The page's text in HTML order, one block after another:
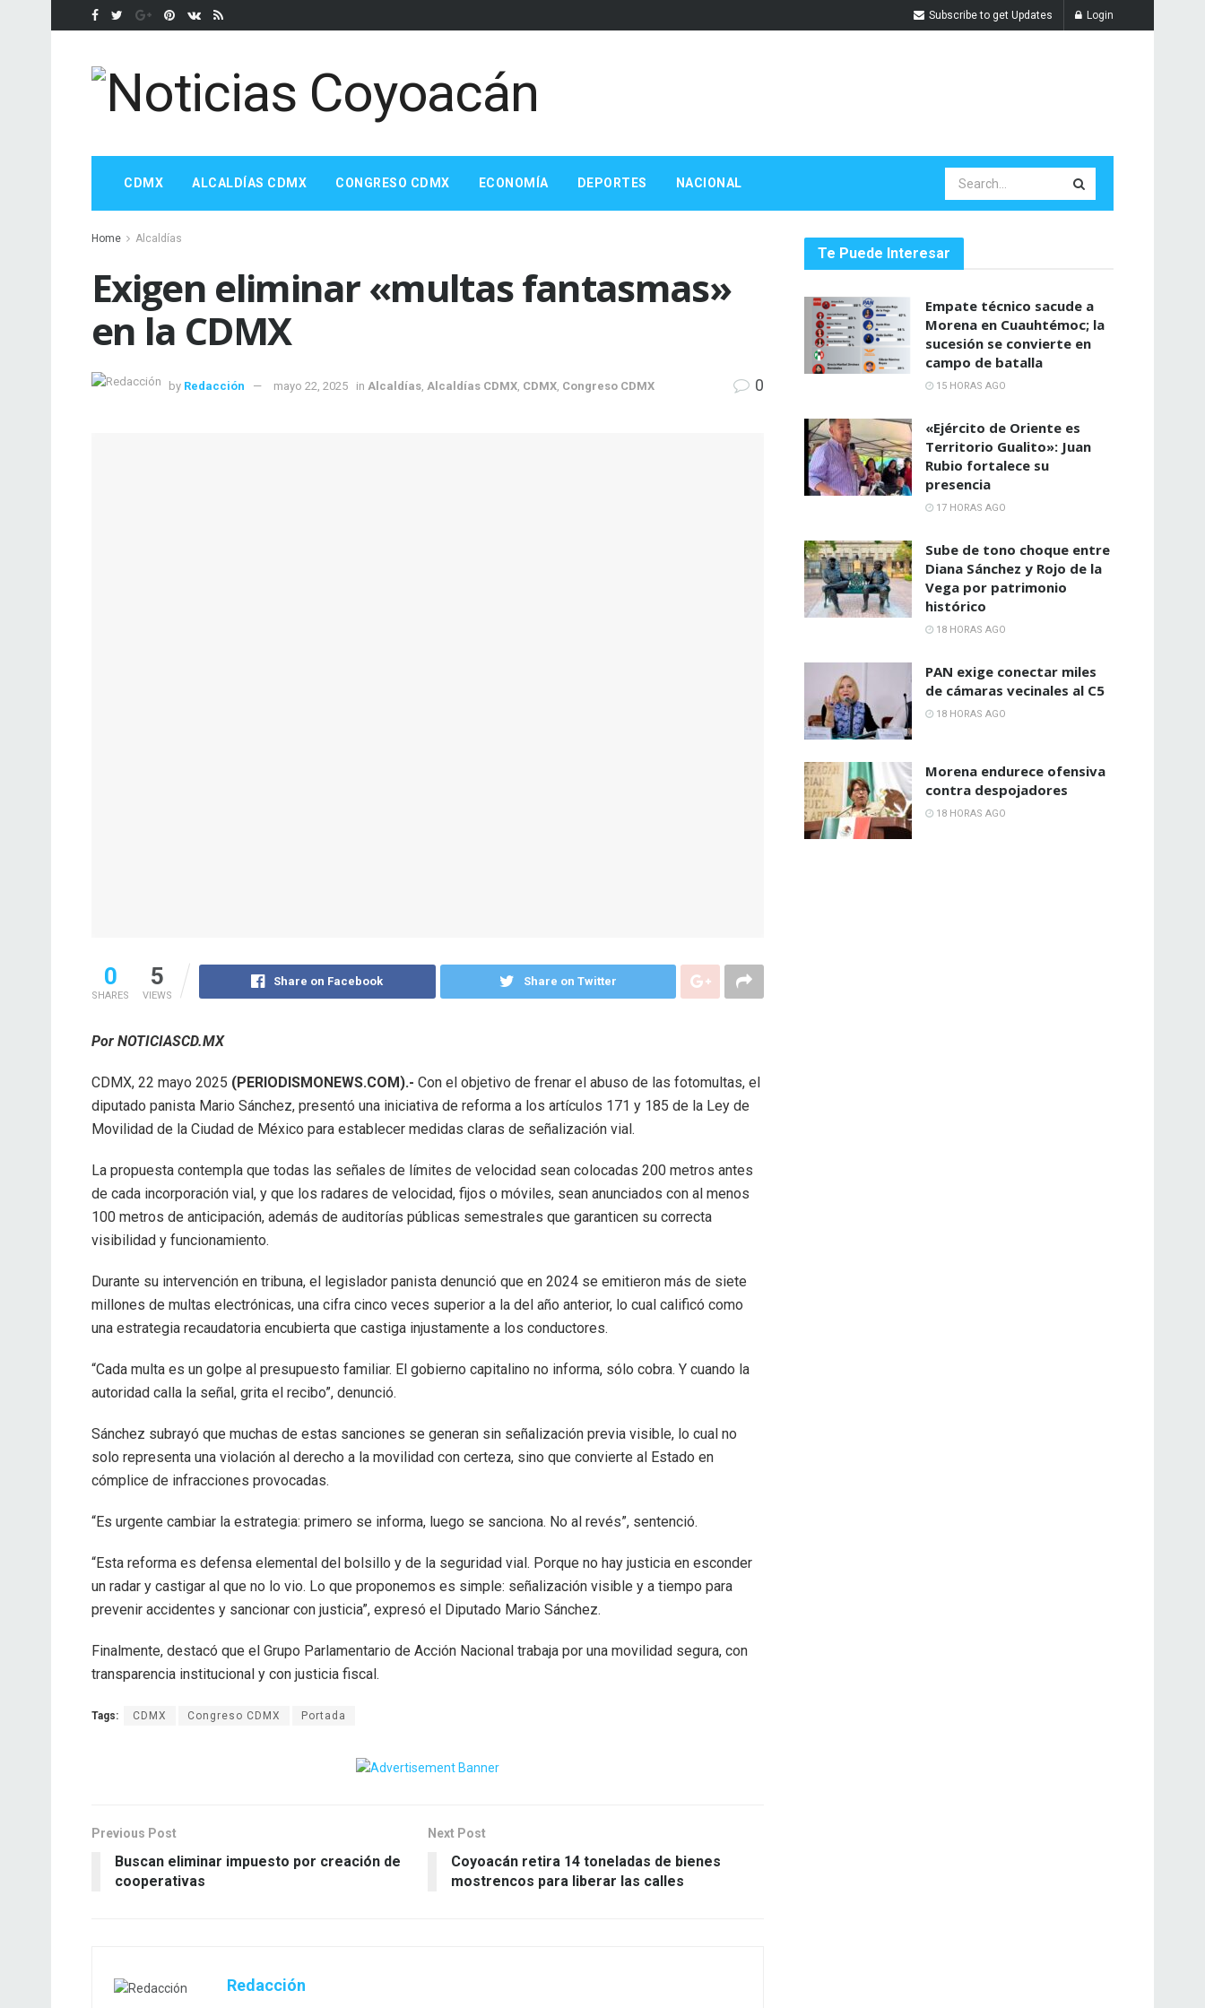
Subscribe to get Updates Login
CDMX ALCALDÍAS CDMX CONGRESO CDMX ECONOMÍA DEPORTES NACIONAL
Home Alcaldías
Exigen eliminar «multas fantasmas»
en la CDMX
by Redacción mayo 22, 2025 in Alcaldías Alcaldías CDMX CDMX Congreso CDMX 0
0
SHARES
5
VIEWS
Share on Facebook Share on Twitter
Por NOTICIASCD.MX
CDMX, 22 mayo 2025 (PERIODISMONEWS.COM).- Con el objetivo de frenar el abuso de las fotomultas, el
diputado panista Mario Sánchez, presentó una iniciativa de reforma a los artículos 171 y 185 de la Ley de
Movilidad de la Ciudad de México para establecer medidas claras de señalización vial.
La propuesta contempla que todas las señales de límites de velocidad sean colocadas 200 metros antes
de cada incorporación vial, y que los radares de velocidad, fijos o móviles, sean anunciados con al menos
100 metros de anticipación, además de auditorías públicas semestrales que garanticen su correcta
visibilidad y funcionamiento.
Durante su intervención en tribuna, el legislador panista denunció que en 2024 se emitieron más de siete
millones de multas electrónicas, una cifra cinco veces superior a la del año anterior, lo cual calificó como
una estrategia recaudatoria encubierta que castiga injustamente a los conductores.
“Cada multa es un golpe al presupuesto familiar. El gobierno capitalino no informa, sólo cobra. Y cuando la
autoridad calla la señal, grita el recibo”, denunció.
Sánchez subrayó que muchas de estas sanciones se generan sin señalización previa visible, lo cual no
solo representa una violación al derecho a la movilidad con certeza, sino que convierte al Estado en
cómplice de infracciones provocadas.
“Es urgente cambiar la estrategia: primero se informa, luego se sanciona. No al revés”, sentenció.
“Esta reforma es defensa elemental del bolsillo y de la seguridad vial. Porque no hay justicia en esconder
un radar y castigar al que no lo vio. Lo que proponemos es simple: señalización visible y a tiempo para
prevenir accidentes y sancionar con justicia”, expresó el Diputado Mario Sánchez.
Finalmente, destacó que el Grupo Parlamentario de Acción Nacional trabaja por una movilidad segura, con
transparencia institucional y con justicia fiscal.
Tags: CDMX Congreso CDMX Portada
Previous Post
Buscan eliminar impuesto por creación de
cooperativas
Next Post
Coyoacán retira 14 toneladas de bienes
mostrencos para liberar las calles
Redacción
Te Puede Interesar
Empate técnico sacude a
Morena en Cuauhtémoc; la
sucesión se convierte en
campo de batalla
15 HORAS AGO
«Ejército de Oriente es
Territorio Gualito»: Juan
Rubio fortalece su
presencia
17 HORAS AGO
Sube de tono choque entre
Diana Sánchez y Rojo de la
Vega por patrimonio
histórico
18 HORAS AGO
PAN exige conectar miles
de cámaras vecinales al C5
18 HORAS AGO
Morena endurece ofensiva
contra despojadores
18 HORAS AGO